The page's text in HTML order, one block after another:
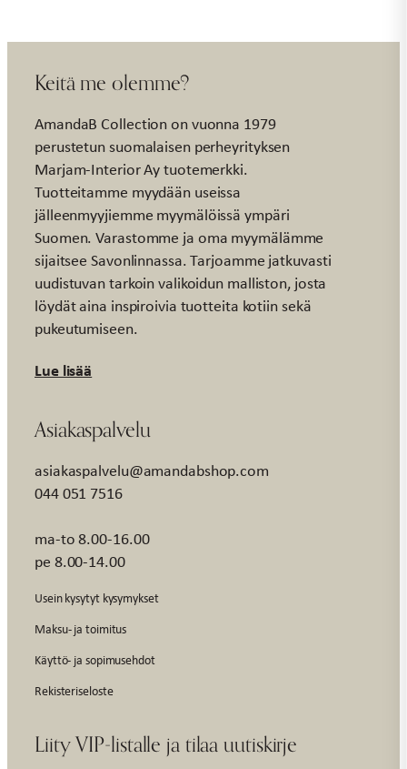
Keitä me olemme?
AmandaB Collection on vuonna 1979
perustetun suomalaisen perheyrityksen
Marjam-Interior Ay tuotemerkki.
Tuotteitamme myydään useissa
jälleenmyyjiemme myymälöissä ympäri
Suomen. Varastomme ja oma myymälämme
sijaitsee Savonlinnassa. Tarjoamme jatkuvasti
uudistuvan tarkoin valikoidun malliston, josta
löydät aina inspiroivia tuotteita kotiin sekä
pukeutumiseen.
Lue lisää
Asiakaspalvelu
asiakaspalvelu@amandabshop.com
044 051 7516
ma-to 8.00-16.00
pe 8.00-14.00
Usein kysytyt kysymykset
Maksu- ja toimitus
Käyttö- ja sopimusehdot
Rekisteriseloste
Liity VIP-listalle ja tilaa uutiskirje